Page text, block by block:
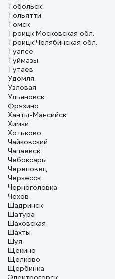
Тобольск
Тольятти
Томск
Троицк Московская обл.
Троицк Челябинская обл.
Туапсе
Туймазы
Тутаев
Удомля
Узловая
Ульяновск
Фрязино
Ханты-Мансийск
Химки
Хотьково
Чайковский
Чапаевск
Чебоксары
Череповец
Черкесск
Черноголовка
Чехов
Шадринск
Шатура
Шаховская
Шахты
Шуя
Щекино
Щелково
Щербинка